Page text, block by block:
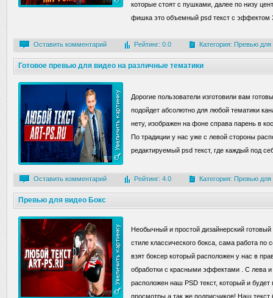
которые стоят с пушками, далее по низу
фишка это объемный psd текст с эффектом
Оставить комментарий Рейтинг: 0.0 Категория: Превью для
Готовое превью для видео на различные тематики
Дорогие пользователи изготовили вам
подойдет абсолютно для любой тематики
нету, изображен на фоне справа парень в
По традиции у нас уже с левой стороны
редактируемый psd текст, где каждый под
Оставить комментарий Рейтинг: 4.0 Категория: Превью для
Превью для видео Бокс
Необычный и простой дизайнерский
стиле классического бокса, сама работа по
взят боксер который расположен у нас в
обработки с красными эффектами . С лева
расположен наш PSD текст, который и
просмотры а так же подписчиков! Наш текст